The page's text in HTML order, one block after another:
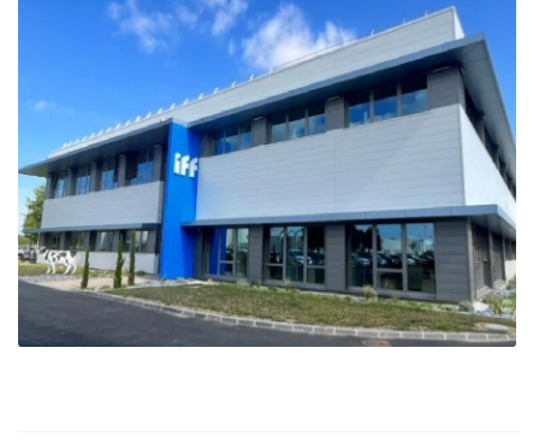
En cochant cette case, vous consentez à recevoir nos propositions
commerciales à l'adresse email indiqué ci-dessus. Vous pouvez vous
désinscrire à tout moment en utilisantle formulaire de désinscription.
INSCRIPTION